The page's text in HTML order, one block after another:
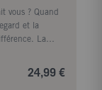
vous ? Quand
et la
La
message.
24,99 €